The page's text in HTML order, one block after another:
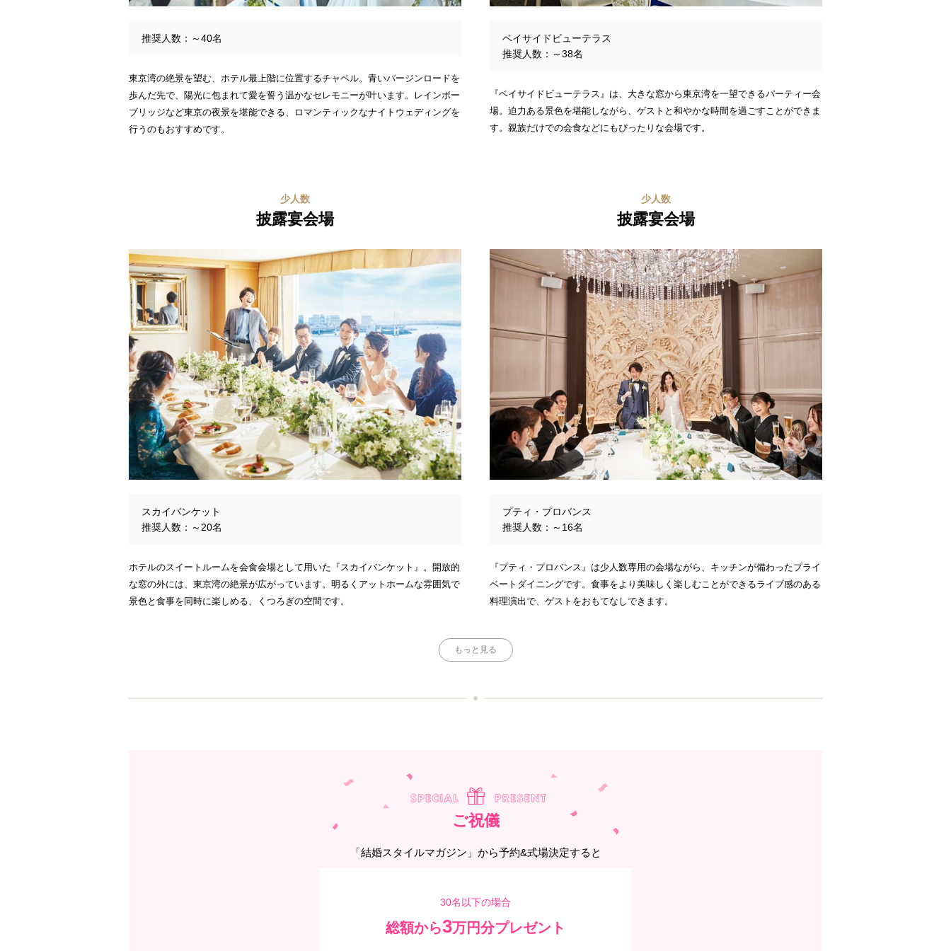
推奨人数：～40名
東京湾の絶景を望む、ホテル最上階に位置するチャペル。青いバージンロードを
歩んだ先で、陽光に包まれて愛を誓う温かなセレモニーが叶います。レインボー
ブリッジなど東京の夜景を堪能できる、ロマンティックなナイトウェディングを
行うのもおすすめです。
ベイサイドビューテラス
推奨人数：～38名
『ベイサイドビューテラス』は、大きな窓から東京湾を一望できるパーティー会
場。迫力ある景色を堪能しながら、ゲストと和やかな時間を過ごすことができま
す。親族だけでの会食などにもぴったりな会場です。
少人数
披露宴会場
スカイバンケット
推奨人数：～20名
ホテルのスイートルームを会食会場として用いた『スカイバンケット』。開放的
な窓の外には、東京湾の絶景が広がっています。明るくアットホームな雰囲気で
景色と食事を同時に楽しめる、くつろぎの空間です。
少人数
披露宴会場
プティ・プロバンス
推奨人数：～16名
『プティ・プロバンス』は少人数専用の会場ながら、キッチンが備わったプライ
ベートダイニングです。食事をより美味しく楽しむことができるライブ感のある
料理演出で、ゲストをおもてなしできます。
もっと見る
ご祝儀
「結婚スタイルマガジン」から予約&式場決定すると
30名以下の場合
総額から3万円分プレゼント